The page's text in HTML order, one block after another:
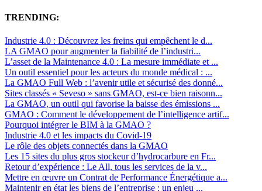
TRENDING:
Industrie 4.0 : Découvrez les freins qui empêchent le d...
LA GMAO pour augmenter la fiabilité de l’industri...
L’asset de la Maintenance 4.0 : La mesure immédiate et ...
Un outil essentiel pour les acteurs du monde médical : ...
La GMAO Full Web : l’avenir utile et sécurisé des donné...
Sites classés « Seveso » sans GMAO, est-ce bien raisonn...
La GMAO, un outil qui favorise la baisse des émissions ...
GMAO : Comment le développement de l’intelligence artif...
Pourquoi intégrer le BIM à la GMAO ?
Industrie 4.0 et les impacts du Covid-19
Le rôle des objets connectés dans la GMAO
Les 15 sites du plus gros stockeur d’hydrocarbure en Fr...
Retour d’expérience : Le All, tous les services de la v...
Mettre en œuvre un Contrat de Performance Énergétique a...
Maintenir en état les biens de l’entreprise : un enjeu ...